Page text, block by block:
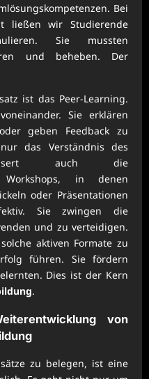
Bei
ließen wir Studierende
Sie mussten
und beheben. Der
ist das Peer-Learning.
Sie erklären
geben Feedback zu
das Verständnis des
auch die
Workshops, in denen
oder Präsentationen
Sie zwingen die
und zu verteidigen.
aktiven Formate zu
führen. Sie fördern
Dies ist der Kern
.
von
zu belegen, ist eine